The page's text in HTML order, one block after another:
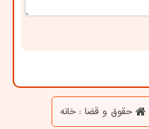
حقوق و قضا : خانه